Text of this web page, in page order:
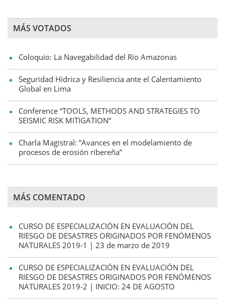
MÁS VOTADOS
Coloquio: La Navegabilidad del Río Amazonas
Seguridad Hídrica y Resiliencia ante el Calentamiento
Global en Lima
Conference “TOOLS, METHODS AND STRATEGIES TO
SEISMIC RISK MITIGATION”
Charla Magistral: “Avances en el modelamiento de
procesos de erosión ribereña”
MÁS COMENTADO
CURSO DE ESPECIALIZACIÓN EN EVALUACIÓN DEL
RIESGO DE DESASTRES ORIGINADOS POR FENÓMENOS
NATURALES 2019-1 | 23 de marzo de 2019
CURSO DE ESPECIALIZACIÓN EN EVALUACIÓN DEL
RIESGO DE DESASTRES ORIGINADOS POR FENÓMENOS
NATURALES 2019-2 | INICIO: 24 DE AGOSTO